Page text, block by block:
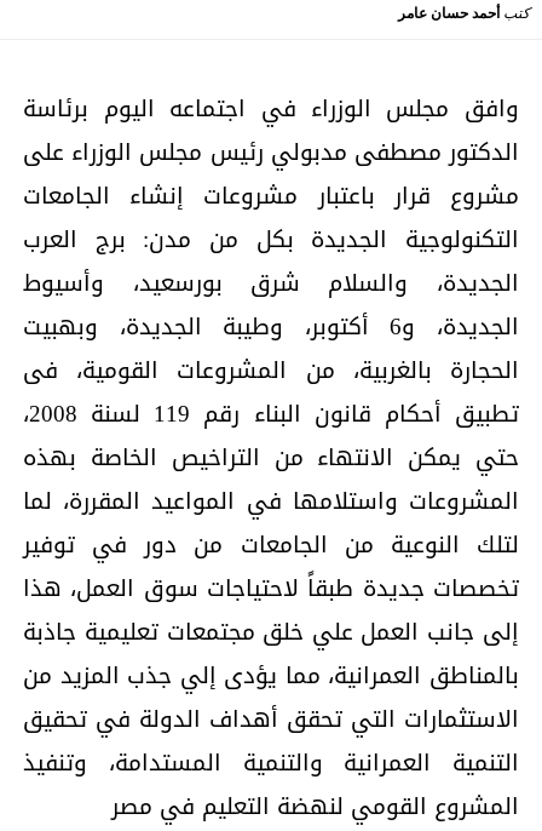
كتبأحمد حسان عامر
وافق مجلس الوزراء في اجتماعه اليوم برئاسة
الدكتور مصطفى مدبولي رئيس مجلس الوزراء على
مشروع قرار باعتبار مشروعات إنشاء الجامعات
التكنولوجية الجديدة بكل من مدن: برج العرب
الجديدة، والسلام شرق بورسعيد، وأسيوط
الجديدة، و6 أكتوبر، وطيبة الجديدة، وبهبيت
الحجارة بالغربية، من المشروعات القومية، فى
تطبيق أحكام قانون البناء رقم 119 لسنة 2008،
حتي يمكن الانتهاء من التراخيص الخاصة بهذه
المشروعات واستلامها في المواعيد المقررة، لما
لتلك النوعية من الجامعات من دور في توفير
تخصصات جديدة طبقاً لاحتياجات سوق العمل، هذا
إلى جانب العمل علي خلق مجتمعات تعليمية جاذبة
بالمناطق العمرانية، مما يؤدى إلي جذب المزيد من
الاستثمارات التي تحقق أهداف الدولة في تحقيق
التنمية العمرانية والتنمية المستدامة، وتنفيذ
المشروع القومي لنهضة التعليم في مصر